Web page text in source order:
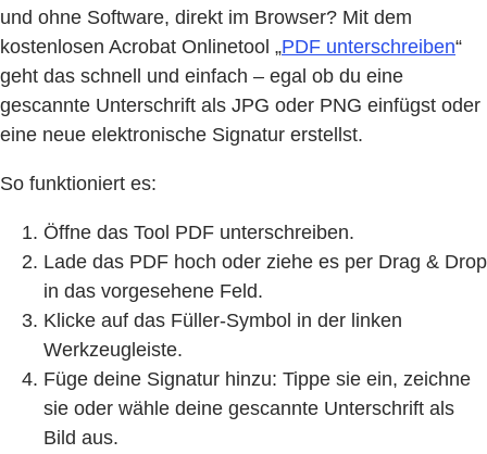
und ohne Software, direkt im Browser? Mit dem
kostenlosen Acrobat Onlinetool „PDF unterschreiben“
geht das schnell und einfach – egal ob du eine
gescannte Unterschrift als JPG oder PNG einfügst oder
eine neue elektronische Signatur erstellst.
So funktioniert es:
Öffne das Tool PDF unterschreiben.
Lade das PDF hoch oder ziehe es per Drag & Drop
in das vorgesehene Feld.
Klicke auf das Füller-Symbol in der linken
Werkzeugleiste.
Füge deine Signatur hinzu: Tippe sie ein, zeichne
sie oder wähle deine gescannte Unterschrift als
Bild aus.